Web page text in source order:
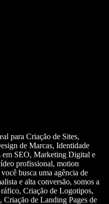
para Criação de Sites,
de Marcas, Identidade
em SEO, Marketing Digital e
profissional, motion
busca uma agência de
e alta conversão, somos a
Criação de Logotipos,
de Landing Pages de